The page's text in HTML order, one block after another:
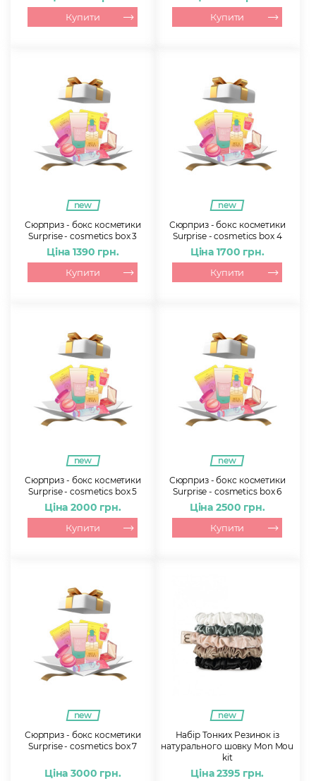
Купити Купити
new
Сюрприз - бокс косметики
Surprise - cosmetics box 3
Ціна 1390 грн.
Купити
new
Сюрприз - бокс косметики
Surprise - cosmetics box 4
Ціна 1700 грн.
Купити
new
Сюрприз - бокс косметики
Surprise - cosmetics box 5
Ціна 2000 грн.
Купити
new
Сюрприз - бокс косметики
Surprise - cosmetics box 6
Ціна 2500 грн.
Купити
new
Сюрприз - бокс косметики
Surprise - cosmetics box 7
Ціна 3000 грн.
new
Набір Тонких Резинок із
натурального шовку Mon Mou
kit
Ціна 2395 грн.